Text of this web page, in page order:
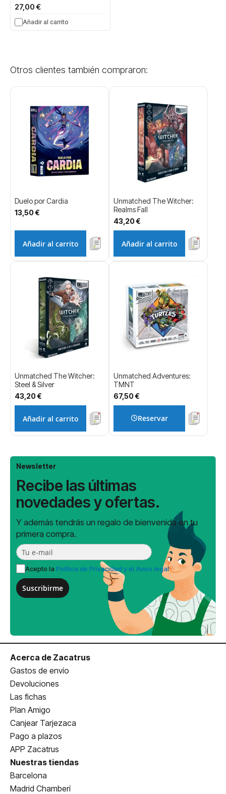
27,00 €
Añadir al carrito
Otros clientes también compraron:
Duelo por Cardia
13,50 €
Añadir al carrito
Unmatched The Witcher:
Realms Fall
43,20 €
Añadir al carrito
Unmatched The Witcher:
Steel & Silver
43,20 €
Añadir al carrito
Unmatched Adventures:
TMNT
67,50 €
Reservar
Newsletter
Recibe las últimas
novedades y ofertas.
Y además tendrás un regalo de bienvenida en tu
primera compra.
Acepto la Política de Privacidad y el Aviso legal
Suscribirme
Acerca de Zacatrus
Gastos de envío
Devoluciones
Las fichas
Plan Amigo
Canjear Tarjezaca
Pago a plazos
APP Zacatrus
Nuestras tiendas
Barcelona
Madrid Chamberí